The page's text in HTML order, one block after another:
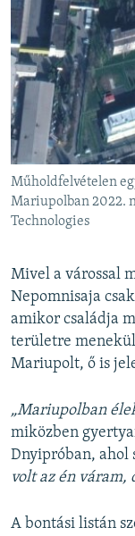
Műholdfelvételen
Mariupolban 2022.
Technologies
Mivel a várossal
Nepomnisaja
amikor családja
területre
Mariupolt, ő is
„Mariupolban
miközben
Dnyipróban, ahol
volt az én váram,
A bontási listán